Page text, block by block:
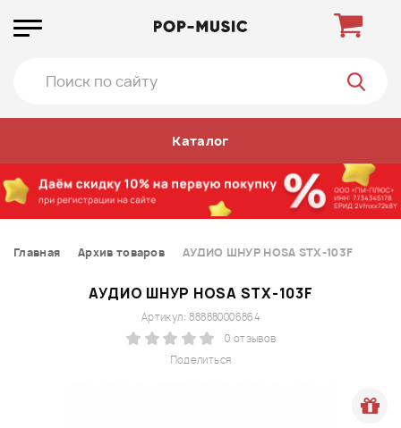
Каталог
Главная Архив товаров АУДИО ШНУР HOSA STX-103F
АУДИО ШНУР HOSA STX-103F
Поделиться
Артикул: 888880006864
0 отзывов